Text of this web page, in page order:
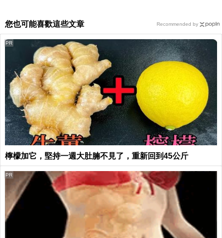
您也可能喜歡這些文章
檸檬加它，堅持一週大肚腩不見了，重新回到45公斤
PR
PR
Recommended by